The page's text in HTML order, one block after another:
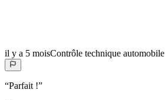
il y a 5 moisContrôle technique automobile
“Parfait !”